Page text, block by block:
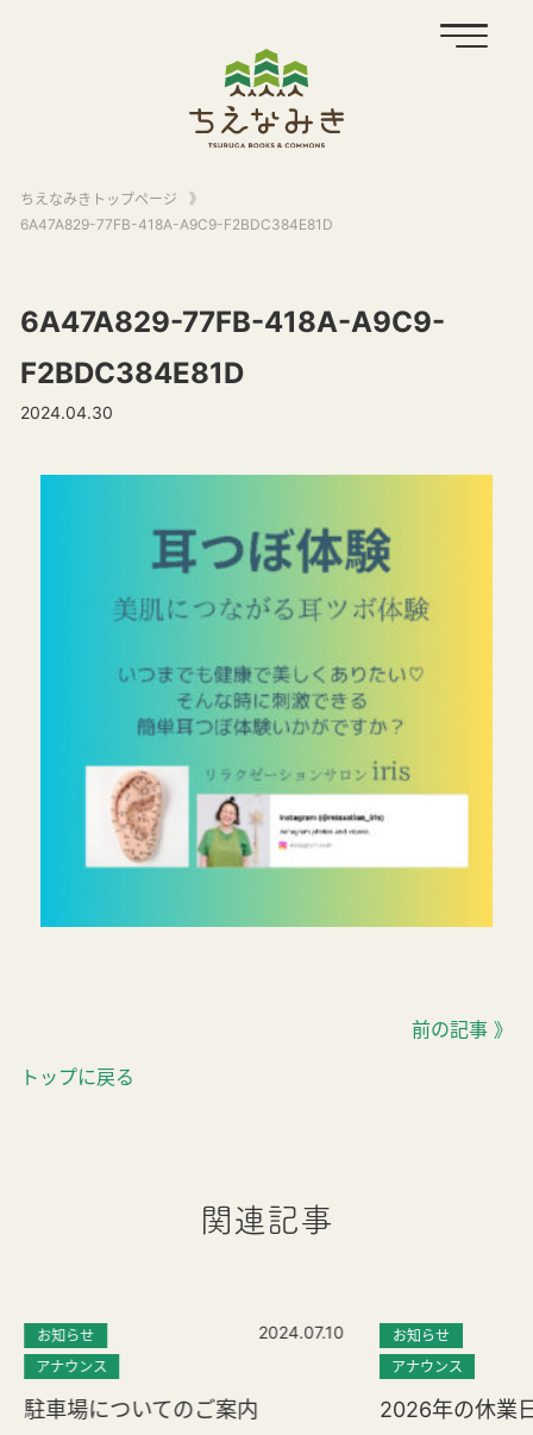
ちえなみきトップページ
》
6A47A829-77FB-418A-A9C9-F2BDC384E81D
6A47A829-77FB-418A-A9C9-
F2BDC384E81D
2024.04.30
トップに戻る
前の記事 》
関連記事
お知らせ
アナウンス
2024.07.10
駐車場についてのご案内
お知らせ
アナウンス
2026年の休業